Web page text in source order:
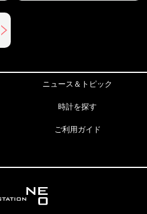
ニュース＆トピック
時計を探す
ご利用ガイド